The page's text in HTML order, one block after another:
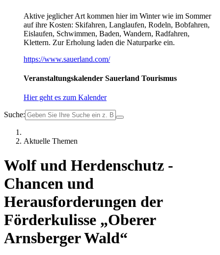
Aktive jeglicher Art kommen hier im Winter wie im Sommer
auf ihre Kosten: Skifahren, Langlaufen, Rodeln, Bobfahren,
Eislaufen, Schwimmen, Baden, Wandern, Radfahren,
Klettern. Zur Erholung laden die Naturparke ein.
https://www.sauerland.com/
Veranstaltungskalender Sauerland Tourismus
Hier geht es zum Kalender
Suche:
Aktuelle Themen
Wolf und Herdenschutz -
Chancen und
Herausforderungen der
Förderkulisse „Oberer
Arnsberger Wald“